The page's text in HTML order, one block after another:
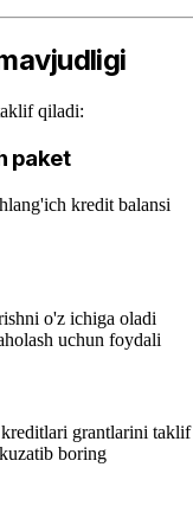
qiladi:
paket
kredit balansi
o'z ichiga oladi
uchun foydali
grantlarini
boring